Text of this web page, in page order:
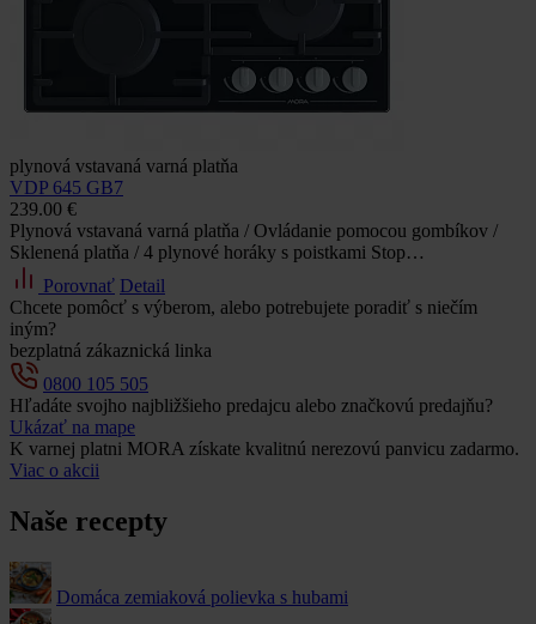
plynová vstavaná varná platňa
VDP 645 GB7
239.00 €
Plynová vstavaná varná platňa / Ovládanie pomocou gombíkov /
Sklenená platňa / 4 plynové horáky s poistkami Stop…
Porovnať Detail
Chcete pomôcť s výberom, alebo potrebujete poradiť s niečím
iným?
bezplatná zákaznická linka
0800 105 505
Hľadáte svojho najbližšieho predajcu alebo značkovú predajňu?
Ukázať na mape
K varnej platni MORA získate kvalitnú nerezovú panvicu zadarmo.
Viac o akcii
Naše recepty
Domáca zemiaková polievka s hubami